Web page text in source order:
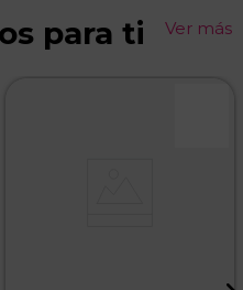
para ti Ver más